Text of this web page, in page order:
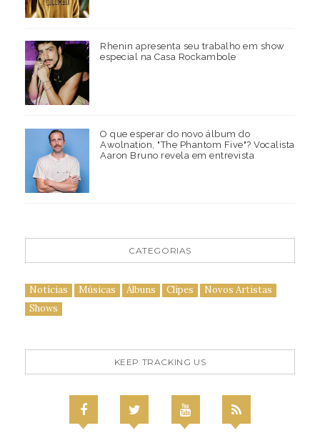
Rhenin apresenta seu trabalho em show
especial na Casa Rockambole
O que esperar do novo álbum do
Awolnation, "The Phantom Five"? Vocalista
Aaron Bruno revela em entrevista
CATEGORIAS
Notícias Músicas Álbuns Clipes
Novos Artistas
Shows
KEEP TRACKING US